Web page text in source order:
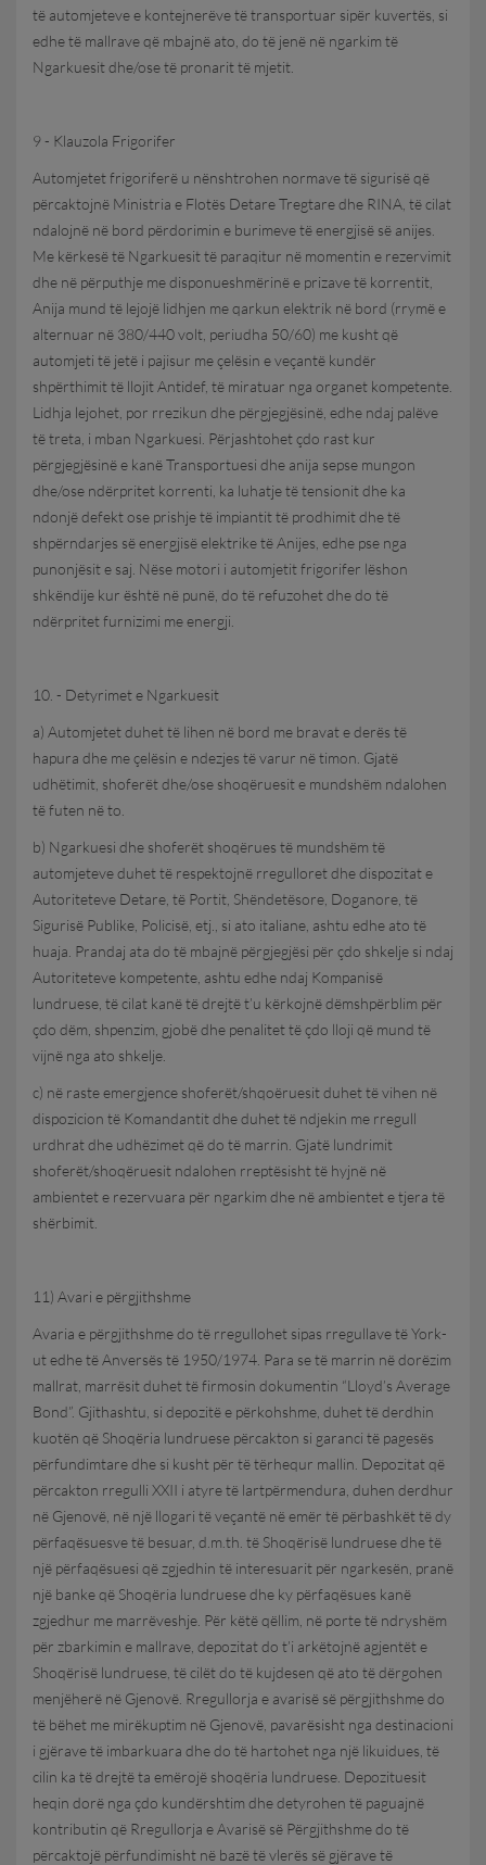
të automjeteve e kontejnerëve të transportuar sipër kuvertës, si
edhe të mallrave që mbajnë ato, do të jenë në ngarkim të
Ngarkuesit dhe/ose të pronarit të mjetit.
9 - Klauzola Frigorifer
Automjetet frigoriferë u nënshtrohen normave të sigurisë që
përcaktojnë Ministria e Flotës Detare Tregtare dhe RINA, të cilat
ndalojnë në bord përdorimin e burimeve të energjisë së anijes.
Me kërkesë të Ngarkuesit të paraqitur në momentin e rezervimit
dhe në përputhje me disponueshmërinë e prizave të korrentit,
Anija mund të lejojë lidhjen me qarkun elektrik në bord (rrymë e
alternuar në 380/440 volt, periudha 50/60) me kusht që
automjeti të jetë i pajisur me çelësin e veçantë kundër
shpërthimit të llojit Antidef, të miratuar nga organet kompetente.
Lidhja lejohet, por rrezikun dhe përgjegjësinë, edhe ndaj palëve
të treta, i mban Ngarkuesi. Përjashtohet çdo rast kur
përgjegjësinë e kanë Transportuesi dhe anija sepse mungon
dhe/ose ndërpritet korrenti, ka luhatje të tensionit dhe ka
ndonjë defekt ose prishje të impiantit të prodhimit dhe të
shpërndarjes së energjisë elektrike të Anijes, edhe pse nga
punonjësit e saj. Nëse motori i automjetit frigorifer lëshon
shkëndije kur është në punë, do të refuzohet dhe do të
ndërpritet furnizimi me energji.
10. - Detyrimet e Ngarkuesit
a) Automjetet duhet të lihen në bord me bravat e derës të
hapura dhe me çelësin e ndezjes të varur në timon. Gjatë
udhëtimit, shoferët dhe/ose shoqëruesit e mundshëm ndalohen
të futen në to.
b) Ngarkuesi dhe shoferët shoqërues të mundshëm të
automjeteve duhet të respektojnë rregulloret dhe dispozitat e
Autoriteteve Detare, të Portit, Shëndetësore, Doganore, të
Sigurisë Publike, Policisë, etj., si ato italiane, ashtu edhe ato të
huaja. Prandaj ata do të mbajnë përgjegjësi për çdo shkelje si ndaj
Autoriteteve kompetente, ashtu edhe ndaj Kompanisë
lundruese, të cilat kanë të drejtë t’u kërkojnë dëmshpërblim për
çdo dëm, shpenzim, gjobë dhe penalitet të çdo lloji që mund të
vijnë nga ato shkelje.
c) në raste emergjence shoferët/shqoëruesit duhet të vihen në
dispozicion të Komandantit dhe duhet të ndjekin me rregull
urdhrat dhe udhëzimet që do të marrin. Gjatë lundrimit
shoferët/shoqëruesit ndalohen rreptësisht të hyjnë në
ambientet e rezervuara për ngarkim dhe në ambientet e tjera të
shërbimit.
11) Avari e përgjithshme
Avaria e përgjithshme do të rregullohet sipas rregullave të York-
ut edhe të Anversës të 1950/1974. Para se të marrin në dorëzim
mallrat, marrësit duhet të firmosin dokumentin “Lloyd’s Average
Bond”. Gjithashtu, si depozitë e përkohshme, duhet të derdhin
kuotën që Shoqëria lundruese përcakton si garanci të pagesës
përfundimtare dhe si kusht për të tërhequr mallin. Depozitat që
përcakton rregulli XXII i atyre të lartpërmendura, duhen derdhur
në Gjenovë, në një llogari të veçantë në emër të përbashkët të dy
përfaqësuesve të besuar, d.m.th. të Shoqërisë lundruese dhe të
një përfaqësuesi që zgjedhin të interesuarit për ngarkesën, pranë
një banke që Shoqëria lundruese dhe ky përfaqësues kanë
zgjedhur me marrëveshje. Për këtë qëllim, në porte të ndryshëm
për zbarkimin e mallrave, depozitat do t’i arkëtojnë agjentët e
Shoqërisë lundruese, të cilët do të kujdesen që ato të dërgohen
menjëherë në Gjenovë. Rregullorja e avarisë së përgjithshme do
të bëhet me mirëkuptim në Gjenovë, pavarësisht nga destinacioni
i gjërave të imbarkuara dhe do të hartohet nga një likuidues, të
cilin ka të drejtë ta emërojë shoqëria lundruese. Depozituesit
heqin dorë nga çdo kundërshtim dhe detyrohen të paguajnë
kontributin që Rregullorja e Avarisë së Përgjithshme do të
përcaktojë përfundimisht në bazë të vlerës së gjërave të